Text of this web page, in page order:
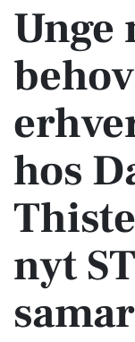
Unge
hos
nyt